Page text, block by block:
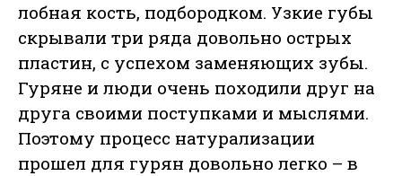
лобная кость, подбородком. Узкие губы
скрывали три ряда довольно острых
пластин, с успехом заменяющих зубы.
Гуряне и люди очень походили друг на
друга своими поступками и мыслями.
Поэтому процесс натурализации
прошел для гурян довольно легко – в